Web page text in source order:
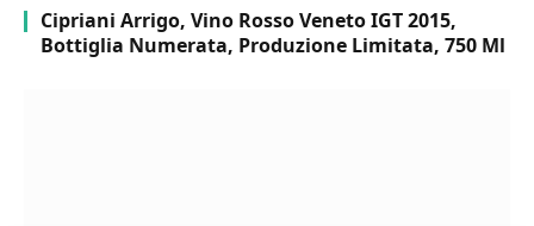
Cipriani Arrigo, Vino Rosso Veneto IGT 2015,
Bottiglia Numerata, Produzione Limitata, 750 Ml